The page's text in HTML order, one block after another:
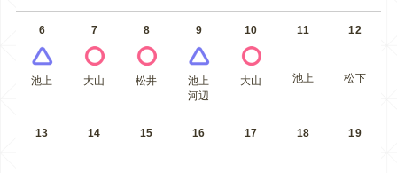
6
池上
7
大山
8
松井
9
池上
河辺
10
大山
11
池上
12
松下
13 14 15 16 17 18 19